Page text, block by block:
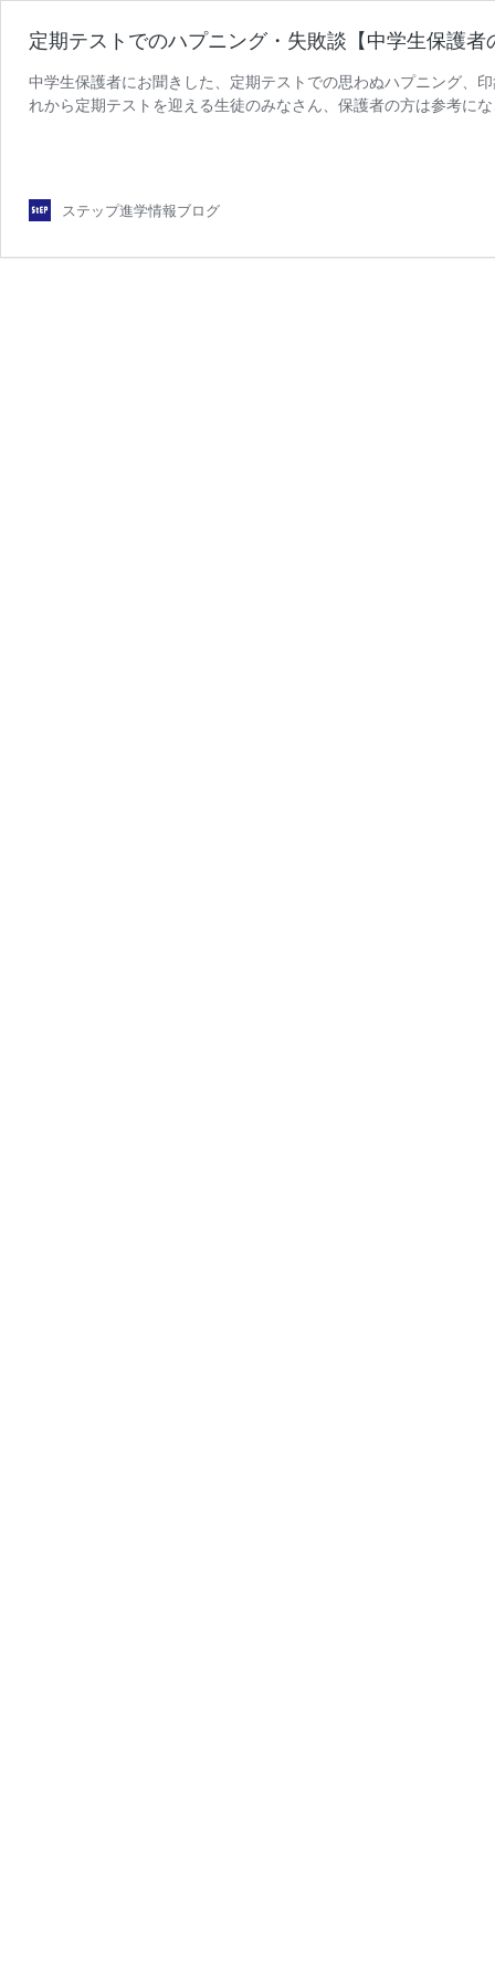
定期テストでのハプニング・失敗談【中学生保護者
中学生保護者にお聞きした、定期テストでの思わぬハプニング、
れから定期テストを迎える生徒のみなさん、保護者の方は参考に
ステップ進学情報ブログ